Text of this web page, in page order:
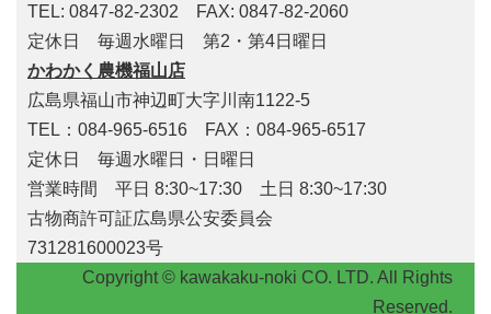
TEL: 0847-82-2302 FAX: 0847-82-2060
定休日 毎週水曜日 第2・第4日曜日
かわかく農機福山店
広島県福山市神辺町大字川南1122-5
TEL：084-965-6516 FAX：084-965-6517
定休日 毎週水曜日・日曜日
営業時間 平日 8:30~17:30 土日 8:30~17:30
古物商許可証広島県公安委員会
731281600023号
Copyright © kawakaku-noki CO. LTD. All Rights
Reserved.